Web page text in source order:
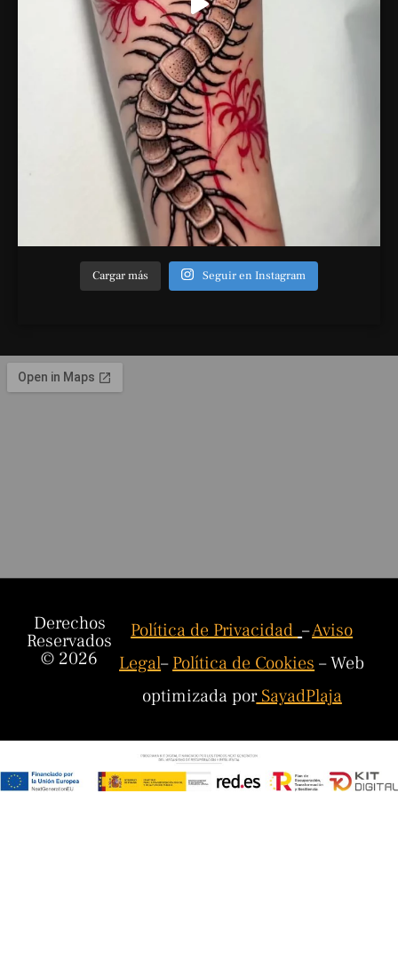
Cargar más Seguir en Instagram
Derechos
Reservados
© 2026
Política de Privacidad–Aviso
Legal–Política de Cookies– Web
optimizada porSayadPlaja